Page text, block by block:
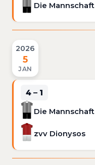
Die Mannschaft
2026
5
JAN
4 – 1
Die Mannschaft
zvv Dionysos